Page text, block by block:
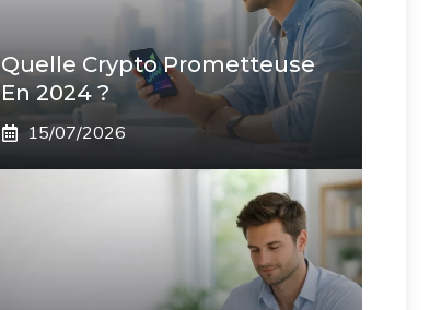
Quelle Crypto Prometteuse
En 2024 ?
15/07/2026